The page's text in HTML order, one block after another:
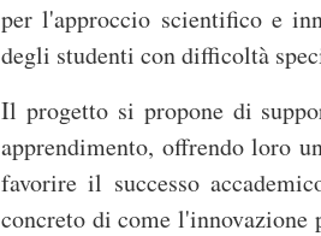
per l'approccio scientifico e
degli studenti con difficoltà
Il progetto si propone di
apprendimento, offrendo loro
favorire il successo
concreto di come l'innovazione